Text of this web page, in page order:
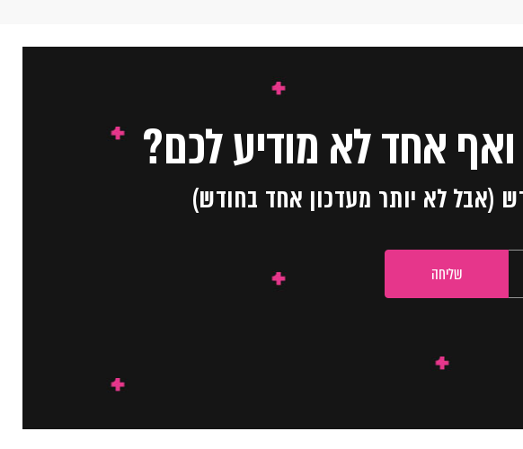
אחד לא מודיע לכם?
(אבל לא יותר מעדכון אחד בחודש)